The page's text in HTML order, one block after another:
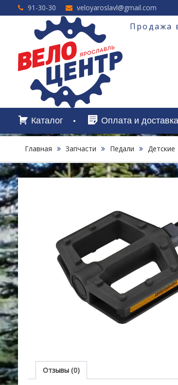
Перейти
к
91-30-30 veloyaroslavl@gmail.com
Продажа
Каталог Оплата и доставка
Главная Запчасти Педали Детские
Отзывы (0)